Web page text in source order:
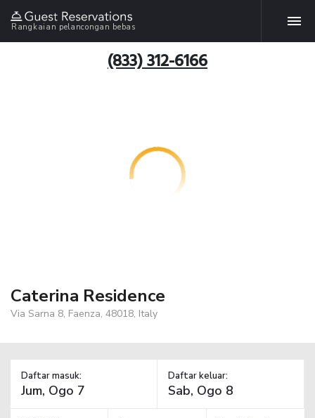
Rangkaian pelancongan bebas
(833) 312-6166
Caterina Residence
Via Sarna 8, Faenza, 48018, Italy
Daftar masuk: Daftar keluar: